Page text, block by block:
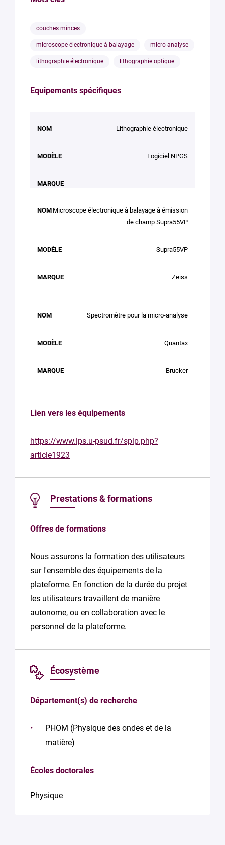
couches minces
microscope électronique à balayage micro-analyse
lithographie électronique lithographie optique
Equipements spécifiques
NOMMODÈLE Lithographie électronique
Logiciel NPGS
Microscope électronique à balayage à émission
de champ Supra55VP
Supra55VP
Zeiss
Spectromètre pour la micro-analyse
Quantax
Brucker
Lien vers les équipements
https://www.lps.u-psud.fr/spip.php?
article1923
Prestations & formations
Offres de formations
Nous assurons la formation des utilisateurs
sur l'ensemble des équipements de la
plateforme. En fonction de la durée du projet
les utilisateurs travaillent de manière
autonome, ou en collaboration avec le
personnel de la plateforme.
Écosystème
Département(s) de recherche
PHOM (Physique des ondes et de la
matière)
Écoles doctorales
Physique